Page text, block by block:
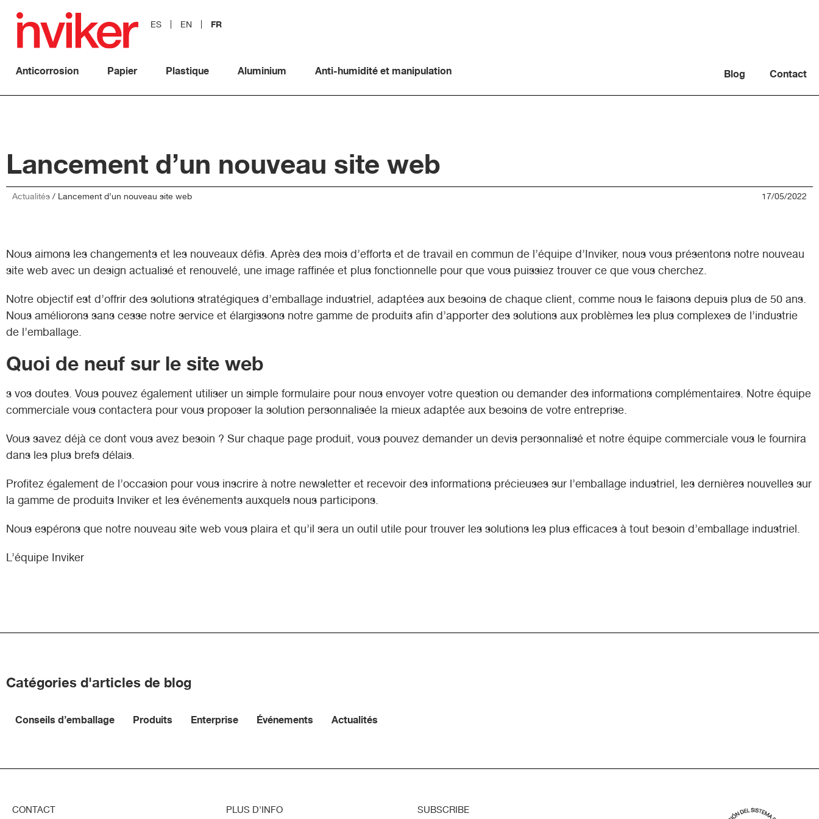
ES EN FR
Anticorrosion Papier Plastique Aluminium Anti-humidité et manipulation Blog Contact
Lancement d’un nouveau site web
Actualités / Lancement d’un nouveau site web 17/05/2022
Nous aimons les changements et les nouveaux défis. Après des mois d’efforts et de travail en commun de l’équipe d’Inviker, nous vous présentons notre nouveau
site web avec un design actualisé et renouvelé, une image raffinée et plus fonctionnelle pour que vous puissiez trouver ce que vous cherchez.
Notre objectif est d’offrir des solutions stratégiques d’emballage industriel, adaptées aux besoins de chaque client, comme nous le faisons depuis plus de 50 ans.
Nous améliorons sans cesse notre service et élargissons notre gamme de produits afin d’apporter des solutions aux problèmes les plus complexes de l’industrie
de l’emballage.
Quoi de neuf sur le site web
s vos doutes. Vous pouvez également utiliser un simple formulaire pour nous envoyer votre question ou demander des informations complémentaires. Notre équipe
commerciale vous contactera pour vous proposer la solution personnalisée la mieux adaptée aux besoins de votre entreprise.
Vous savez déjà ce dont vous avez besoin ? Sur chaque page produit, vous pouvez demander un devis personnalisé et notre équipe commerciale vous le fournira
dans les plus brefs délais.
Profitez également de l’occasion pour vous inscrire à notre newsletter et recevoir des informations précieuses sur l’emballage industriel, les dernières nouvelles sur
la gamme de produits Inviker et les événements auxquels nous participons.
Nous espérons que notre nouveau site web vous plaira et qu’il sera un outil utile pour trouver les solutions les plus efficaces à tout besoin d’emballage industriel.
L’équipe Inviker
Catégories d'articles de blog
Conseils d’emballage Produits Enterprise Événements Actualités
CONTACT PLUS D'INFO SUBSCRIBE